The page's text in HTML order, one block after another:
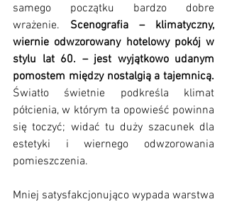
samego początku bardzo dobre
wrażenie. Scenografia – klimatyczny,
wiernie odwzorowany hotelowy pokój w
stylu lat 60. – jest wyjątkowo udanym
pomostem między nostalgią a tajemnicą.
Światło świetnie podkreśla klimat
półcienia, w którym ta opowieść powinna
się toczyć; widać tu duży szacunek dla
estetyki i wiernego odwzorowania
pomieszczenia.
Mniej satysfakcjonująco wypada warstwa